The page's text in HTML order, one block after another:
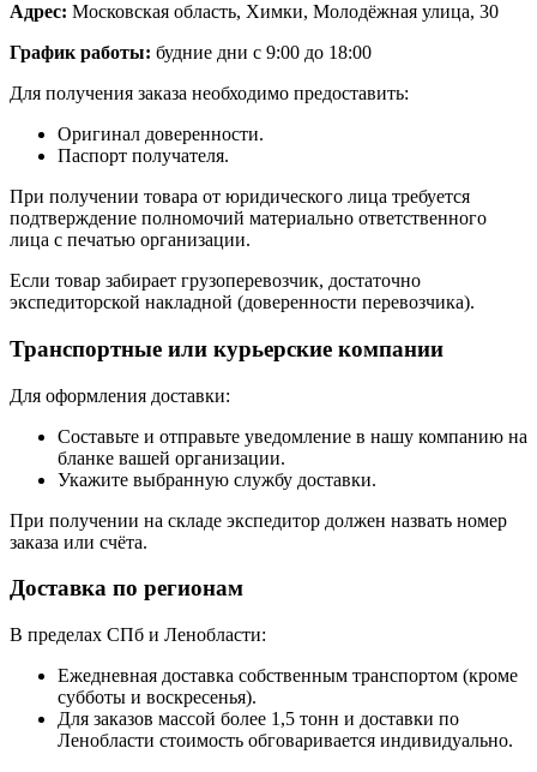
Адрес: Московская область, Химки, Молодёжная улица, 30
График работы: будние дни с 9:00 до 18:00
Для получения заказа необходимо предоставить:
Оригинал доверенности.
Паспорт получателя.
При получении товара от юридического лица требуется
подтверждение полномочий материально ответственного
лица с печатью организации.
Если товар забирает грузоперевозчик, достаточно
экспедиторской накладной (доверенности перевозчика).
Транспортные или курьерские компании
Для оформления доставки:
Составьте и отправьте уведомление в нашу компанию на
бланке вашей организации.
Укажите выбранную службу доставки.
При получении на складе экспедитор должен назвать номер
заказа или счёта.
Доставка по регионам
В пределах СПб и Ленобласти:
Ежедневная доставка собственным транспортом (кроме
субботы и воскресенья).
Для заказов массой более 1,5 тонн и доставки по
Ленобласти стоимость обговаривается индивидуально.